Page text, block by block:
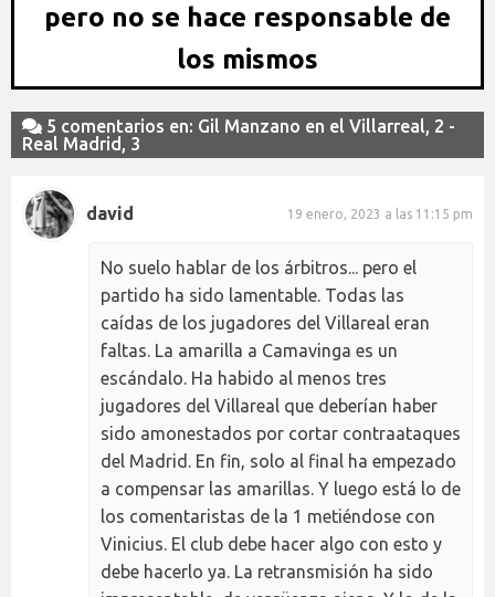
pero no se hace responsable de
los mismos
5 comentarios en: Gil Manzano en el Villarreal, 2 -
Real Madrid, 3
david 19 enero, 2023 a las 11:15 pm
No suelo hablar de los árbitros... pero el
partido ha sido lamentable. Todas las
caídas de los jugadores del Villareal eran
faltas. La amarilla a Camavinga es un
escándalo. Ha habido al menos tres
jugadores del Villareal que deberían haber
sido amonestados por cortar contraataques
del Madrid. En fin, solo al final ha empezado
a compensar las amarillas. Y luego está lo de
los comentaristas de la 1 metiéndose con
Vinicius. El club debe hacer algo con esto y
debe hacerlo ya. La retransmisión ha sido